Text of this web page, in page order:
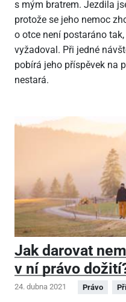
s mým bratrem. Jezdila
protože se jeho nemoc
o otce není postaráno
vyžadoval. Při jedné
pobírá jeho příspěvek na
nestará.
Jak darovat
v ní právo
24. dubna 2021 Právo